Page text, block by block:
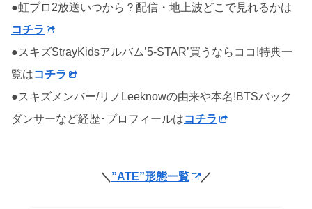
●虹プロ2放送いつから？配信・地上波どこで見れるかは
コチラ
●スキズStrayKidsアルバム’5-STAR’買うならココ!特典一
覧はコチラ
●スキズメンバー/リノLeeknowの由来や本名!BTSバック
ダンサーなど経歴･プロフィールはコチラ
＼ ”ATE”形態一覧 ／